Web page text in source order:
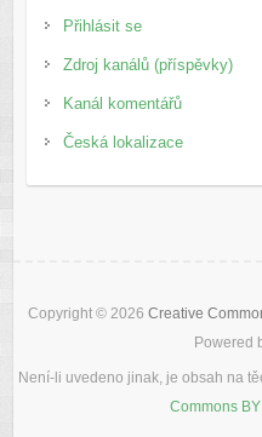
Přihlásit se
Zdroj kanálů (příspěvky)
Kanál komentářů
Česká lokalizace
Copyright © 2026 Creative
Powered
Není-li uvedeno jinak, je obsah na
Commons